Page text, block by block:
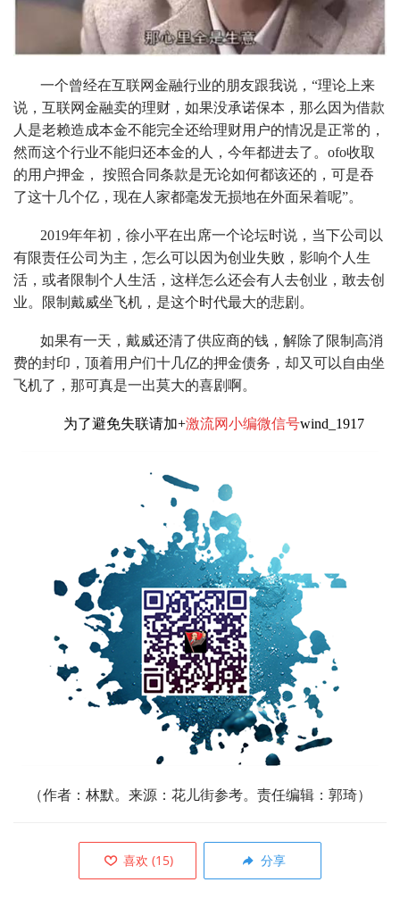
一个曾经在互联网金融行业的朋友跟我说，“理论上来
说，互联网金融卖的理财，如果没承诺保本，那么因为借款
人是老赖造成本金不能完全还给理财用户的情况是正常的，
然而这个行业不能归还本金的人，今年都进去了。ofo收取
的用户押金， 按照合同条款是无论如何都该还的，可是吞
了这十几个亿，现在人家都毫发无损地在外面呆着呢”。
2019年年初，徐小平在出席一个论坛时说，当下公司以
有限责任公司为主，怎么可以因为创业失败，影响个人生
活，或者限制个人生活，这样怎么还会有人去创业，敢去创
业。限制戴威坐飞机，是这个时代最大的悲剧。
如果有一天，戴威还清了供应商的钱，解除了限制高消
费的封印，顶着用户们十几亿的押金债务，却又可以自由坐
飞机了，那可真是一出莫大的喜剧啊。
为了避免失联请加+激流网小编微信号wind_1917
（作者： 林默。来源：花儿街参考。责任编辑：郭琦）
喜欢 (15) 分享